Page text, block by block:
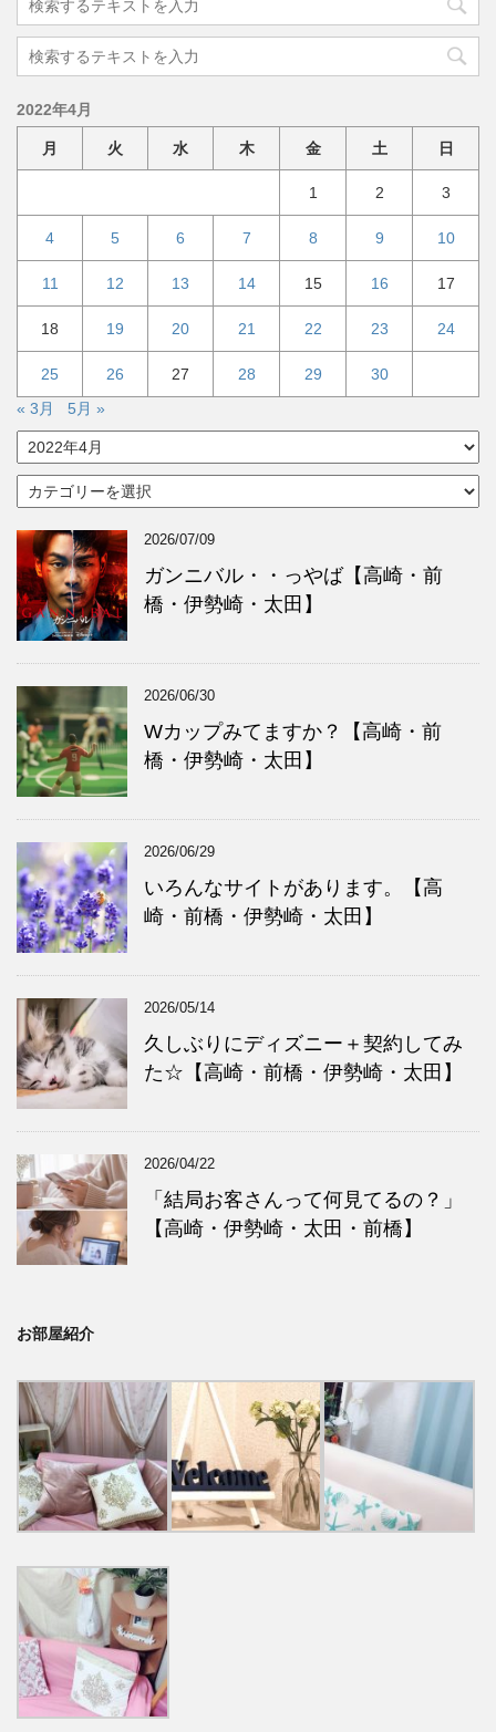
2022年4月
月 火 水 木 金 土 日
1 2 3
4 5 6 7 8 9 10
11 12 13 14 15 16 17
18 19 20 21 22 23 24
25 26 27 28 29
30
« 3月
5月 »
ア
ー
カ
イ
ブ
カ
テ
ゴ
ー
2026/07/09
ガンニバル・・っやば【高崎・前
橋・伊勢崎・太田】
2026/06/30
Wカップみてますか？【高崎・前
橋・伊勢崎・太田】
2026/06/29
いろんなサイトがあります。【高
崎・前橋・伊勢崎・太田】
2026/05/14
久しぶりにディズニー＋契約してみ
た☆【高崎・前橋・伊勢崎・太田】
2026/04/22
「結局お客さんって何見てるの？」
【高崎・伊勢崎・太田・前橋】
お部屋紹介